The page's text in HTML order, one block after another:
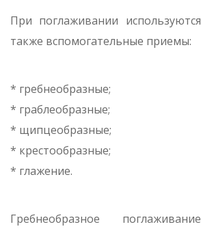
При поглаживании используются
также вспомогательные приемы:
* гребнеобразные;
* граблеобразные;
* щипцеобразные;
* крестообразные;
* глажение.
Гребнеобразное поглаживание